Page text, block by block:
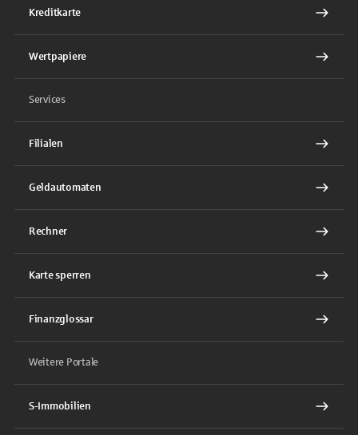
Kreditkarte
Wertpapiere
Services
Filialen
Geldautomaten
Rechner
Karte sperren
Finanzglossar
Weitere Portale
S-Immobilien